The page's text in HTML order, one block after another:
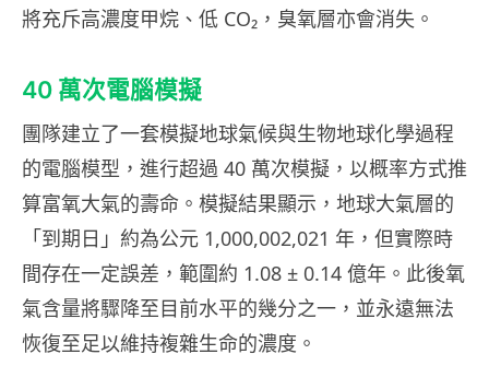
將充斥高濃度甲烷、低 CO₂，臭氧層亦會消失。
40 萬次電腦模擬
團隊建立了一套模擬地球氣候與生物地球化學過程
的電腦模型，進行超過 40 萬次模擬，以概率方式推
算富氧大氣的壽命。模擬結果顯示，地球大氣層的
「到期日」約為公元 1,000,002,021 年，但實際時
間存在一定誤差，範圍約 1.08 ± 0.14 億年。此後氧
氣含量將驟降至目前水平的幾分之一，並永遠無法
恢復至足以維持複雜生命的濃度。